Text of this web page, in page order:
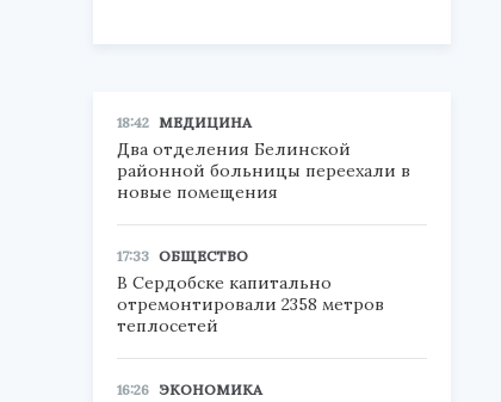
18:42 МЕДИЦИНА
Два отделения Белинской
районной больницы переехали в
новые помещения
17:33 ОБЩЕСТВО
В Сердобске капитально
отремонтировали 2358 метров
теплосетей
16:26 ЭКОНОМИКА